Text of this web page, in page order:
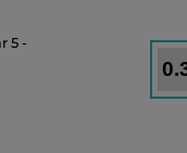
5 -